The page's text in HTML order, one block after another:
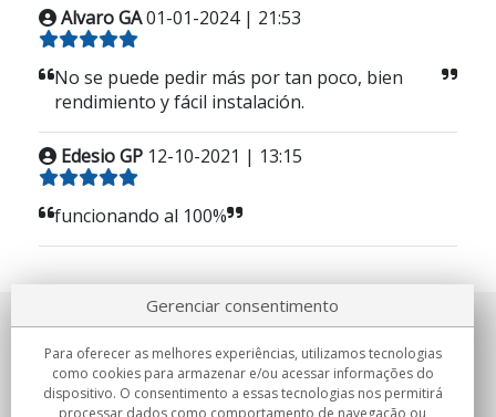
Alvaro GA01-01-2024 | 21:53
No se puede pedir más por tan poco, bien
rendimiento y fácil instalación.
Edesio GP 12-10-2021 | 13:15
funcionando al 100%
Sobre nosotros
Compromissos
Gerenciar consentimento
Para oferecer as melhores experiências, utilizamos tecnologias
como cookies para armazenar e/ou acessar informações do
dispositivo. O consentimento a essas tecnologias nos permitirá
processar dados como comportamento de navegação ou